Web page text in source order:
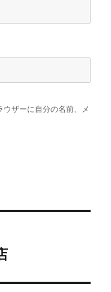
ザーに自分の名前、メ